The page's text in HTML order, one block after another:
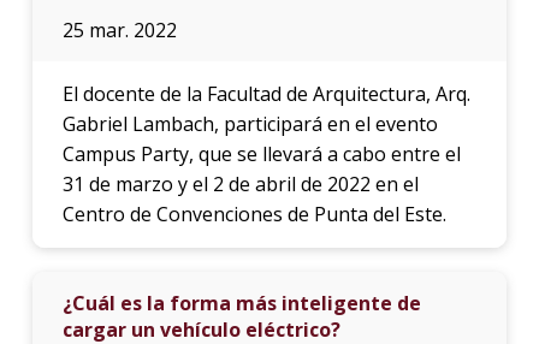
25 mar. 2022
El docente de la Facultad de Arquitectura, Arq.
Gabriel Lambach, participará en el evento
Campus Party, que se llevará a cabo entre el
31 de marzo y el 2 de abril de 2022 en el
Centro de Convenciones de Punta del Este.
¿Cuál es la forma más inteligente de
cargar un vehículo eléctrico?